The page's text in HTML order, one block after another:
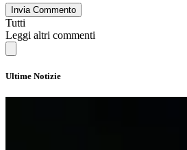
Invia Commento
Tutti
Leggi altri commenti
Ultime Notizie